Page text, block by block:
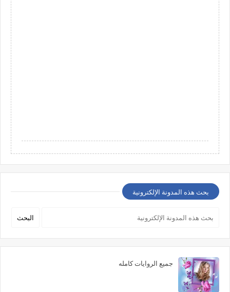
بحث هذه المدونة الإلكترونية
جميع الروايات كامله